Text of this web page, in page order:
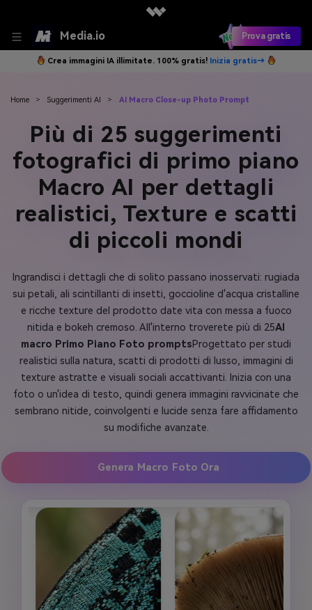
Media.io Prova gratis
Crea immagini IA illimitate. 100% gratis! Inizia gratis→
Home > Suggerimenti AI > AI Macro Close-up Photo Prompt
Più di 25 suggerimenti
fotografici di primo piano
Macro AI per dettagli
realistici, Texture e scatti
di piccoli mondi
Ingrandisci i dettagli che di solito passano inosservati: rugiada
sui petali, ali scintillanti di insetti, goccioline d'acqua cristalline
e ricche texture del prodotto date vita con messa a fuoco
nitida e bokeh cremoso. All'interno troverete più di 25AI
macro Primo Piano Foto promptsProgettato per studi
realistici sulla natura, scatti di prodotti di lusso, immagini di
texture astratte e visuali sociali accattivanti. Inizia con una
foto o un'idea di testo, quindi genera immagini ravvicinate che
sembrano nitide, coinvolgenti e lucide senza fare affidamento
su modifiche avanzate.
Genera Macro Foto Ora